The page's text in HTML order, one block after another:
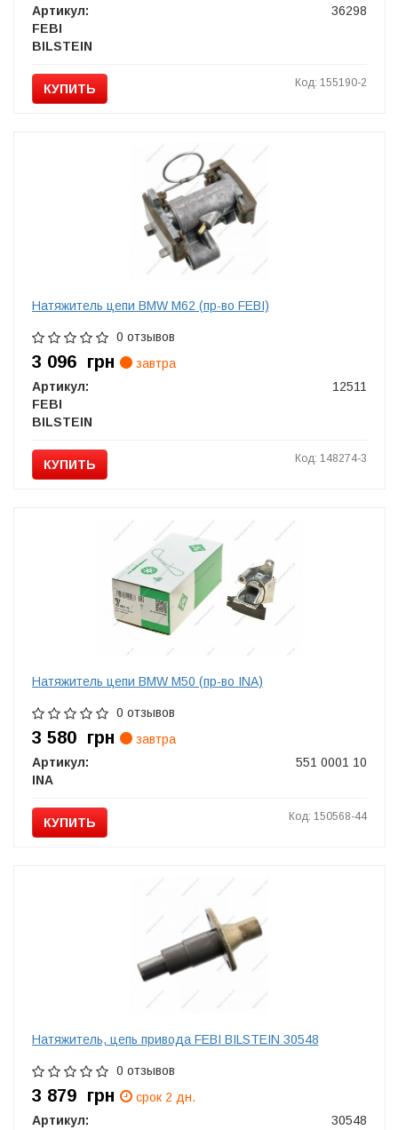
Артикул:
36298
FEBI
BILSTEIN
КУПИТЬ Код: 155190-2
Натяжитель цепи BMW M62 (пр-во FEBI)
0 отзывов
3 096 грн
завтра
Артикул:
12511
FEBI
BILSTEIN
КУПИТЬ Код: 148274-3
Натяжитель цепи BMW M50 (пр-во INA)
0 отзывов
3 580 грн
завтра
Артикул:
551 0001 10
INA
КУПИТЬ Код: 150568-44
Натяжитель, цепь привода FEBI BILSTEIN 30548
0 отзывов
3 879 грн
срок 2 дн.
Артикул:
30548